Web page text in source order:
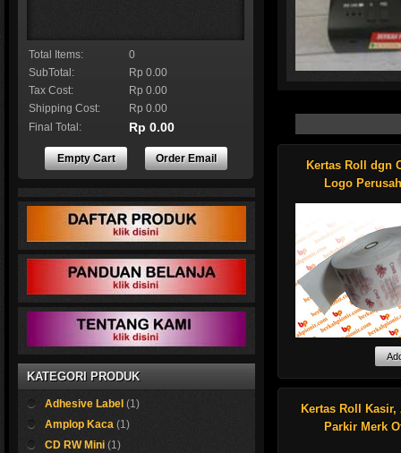
Genuine Datacard
Resin white
roll Features an
Shop now !
Kertas Roll dgn
Logo
Kertas roll
perusahaan
digunakan untuk
parkir, ATM, Kafe,
apotik dan
adanya cetakan
Kertas Roll Kasir,
Parkir Merk
Total Items:
0
SubTotal:
Rp 0.00
Tax Cost:
Rp 0.00
Shipping Cost:
Rp 0.00
Final Total:
Rp 0.00
Empty Cart Order Email
KATEGORI PRODUK
Adhesive Label (1)
Amplop Kaca (1)
CD RW Mini (1)